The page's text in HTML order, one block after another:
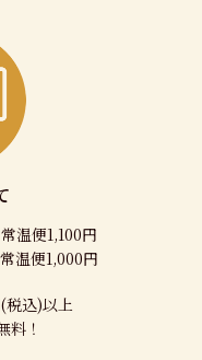
温便1,100円
温便1,000円
込)以上
料！